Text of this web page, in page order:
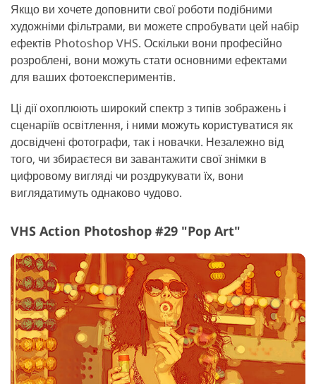
Якщо ви хочете доповнити свої роботи подібними
художніми фільтрами, ви можете спробувати цей набір
ефектів Photoshop VHS. Оскільки вони професійно
розроблені, вони можуть стати основними ефектами
для ваших фотоекспериментів.
Ці дії охоплюють широкий спектр з типів зображень і
сценаріїв освітлення, і ними можуть користуватися як
досвідчені фотографи, так і новачки. Незалежно від
того, чи збираєтеся ви завантажити свої знімки в
цифровому вигляді чи роздрукувати їх, вони
виглядатимуть однаково чудово.
VHS Action Photoshop #29 "Pop Art"